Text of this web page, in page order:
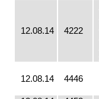
12.08.14 4222
12.08.14 4446